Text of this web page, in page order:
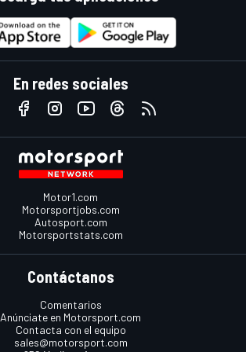
En redes sociales
Motor1.com
Motorsportjobs.com
Autosport.com
Motorsportstats.com
Contáctanos
Comentarios
Anúnciate en Motorsport.com
Contacta con el equipo
sales@motorsport.com